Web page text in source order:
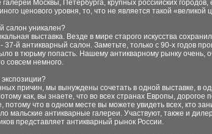
Москвы, Петербурга, крупных российских
ценового уровня, то, что не является такой «великой
салон уникален?
выставка. Везде в мире старого искусства
й антикварный салон. Заметьте, только с 90-х годов
в тюрьму попасть. Нашему антикварному рынку очень,
совсем немного.
причин, мы вынуждены сочетать в одной выставке, в
как, вы знаете, что во всех странах Европы,
потому что в одном месте вы можете увидеть всех, кто
мальские антикварные галереи. Участвуют, также и
представляет антикварный рынок России.